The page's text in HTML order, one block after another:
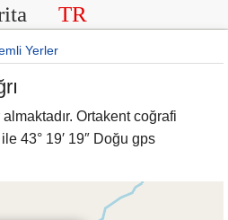
TR
Yerler
Ortakent coğrafi
43° 19′ 19″ Doğu gps